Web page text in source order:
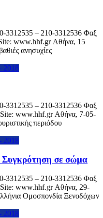
3312535 – 210-3312536 Φαξ
www.hhf.gr Αθήνα, 15
ανησυχίες
2018
3312535 – 210-3312536 Φαξ
www.hhf.gr Αθήνα, 7-05-
περιόδου
2018
σε σώμα
3312535 – 210-3312536 Φαξ
www.hhf.gr Αθήνα, 29-
Ομοσπονδία Ξενοδόχων
2018